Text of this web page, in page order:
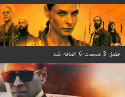
فصل 3 قسمت 6 اضافه شد